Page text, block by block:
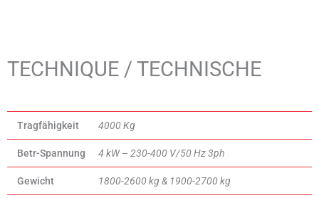
TECHNIQUE / TECHNISCHE
Tragfähigkeit 4000 Kg
Betr-Spannung 4 kW – 230-400 V/50 Hz 3ph
Gewicht 1800-2600 kg & 1900-2700 kg